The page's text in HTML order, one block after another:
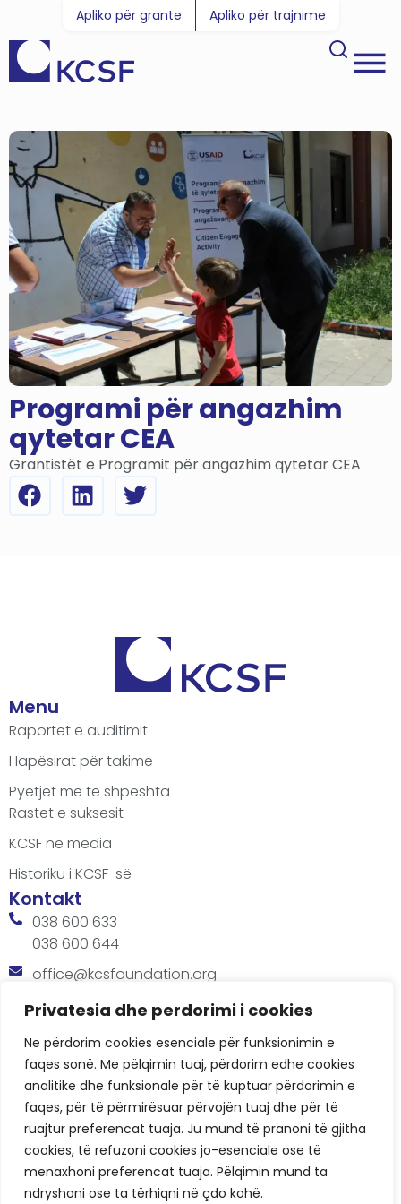
Privatesia dhe perdorimi i cookies
Ne përdorim cookies esenciale për funksionimin e
faqes sonë. Me pëlqimin tuaj, përdorim edhe cookies
analitike dhe funksionale për të kuptuar përdorimin e
faqes, për të përmirësuar përvojën tuaj dhe për të
ruajtur preferencat tuaja. Ju mund të pranoni të gjitha
cookies, të refuzoni cookies jo-esenciale ose të
menaxhoni preferencat tuaja. Pëlqimin mund ta
ndryshoni ose ta tërhiqni në çdo kohë.
Apliko për grante Apliko për trajnime
Programi për angazhim
qytetar CEA
Grantistët e Programit për angazhim qytetar CEA
Menu
Raportet e auditimit
Hapësirat për takime
Pyetjet më të shpeshta
Rastet e suksesit
KCSF në media
Historiku i KCSF-së
Kontakt
038 600 633
038 600 644
office@kcsfoundation.org
Besa Imami, Lam A, H1, Kat.12, nr. 65-1, Lakrishtë,
Orari
8:00 AM - 4:00 PM